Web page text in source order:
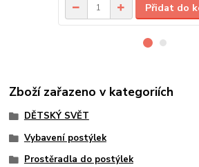
Přidat do
Zboží zařazeno v kategoriích
DĚTSKÝ SVĚT
Vybavení postýlek
Prostěradla do postýlek